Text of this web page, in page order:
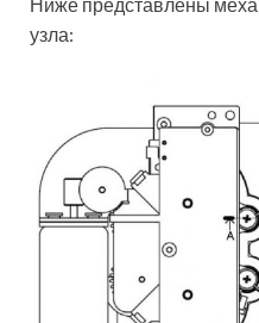
узла: